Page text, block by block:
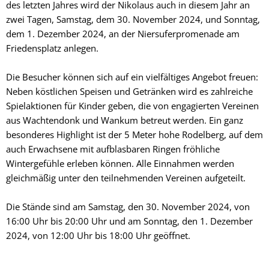
des letzten Jahres wird der Nikolaus auch in diesem Jahr an
zwei Tagen, Samstag, dem 30. November 2024, und Sonntag,
dem 1. Dezember 2024, an der Niersuferpromenade am
Friedensplatz anlegen.
Die Besucher können sich auf ein vielfältiges Angebot freuen:
Neben köstlichen Speisen und Getränken wird es zahlreiche
Spielaktionen für Kinder geben, die von engagierten Vereinen
aus Wachtendonk und Wankum betreut werden. Ein ganz
besonderes Highlight ist der 5 Meter hohe Rodelberg, auf dem
auch Erwachsene mit aufblasbaren Ringen fröhliche
Wintergefühle erleben können. Alle Einnahmen werden
gleichmäßig unter den teilnehmenden Vereinen aufgeteilt.
Die Stände sind am Samstag, den 30. November 2024, von
16:00 Uhr bis 20:00 Uhr und am Sonntag, den 1. Dezember
2024, von 12:00 Uhr bis 18:00 Uhr geöffnet.